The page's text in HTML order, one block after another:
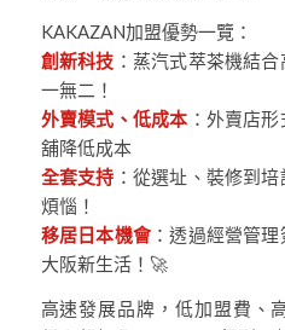
KAKAZAN加盟優勢一覽：
創新科技 ：蒸汽式萃茶機結
一無二！
外賣模式、低成本 ：外賣店
舖降低成本
全套支持 ：從選址、裝修到
煩惱！
移居日本機會 ：透過經營管
大阪新生活！🚀
高速發展品牌，低加盟費、